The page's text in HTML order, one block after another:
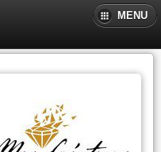
MENU